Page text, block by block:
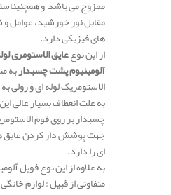
ممزوج می باشد و
مقابل نور خورشید، عوامل
های فیزیکی دارد.
از این نوععایق الاستومری
آلومینیوم پشت چسبداربه
الاستومریک لوله ای و رولی
به علت انعطاف بسیار عالی
چسبدار بر روی فوم
جهت پوشش دار کردن عایق
ای را دارد.
به علاوه از این نوع فویل
متفاوتی از قبیل : لوازم